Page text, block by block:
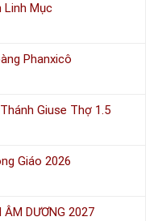
Linh Mục
Phanxicô
Giuse Thợ 1.5
Giáo 2026
ÂM DƯƠNG 2027